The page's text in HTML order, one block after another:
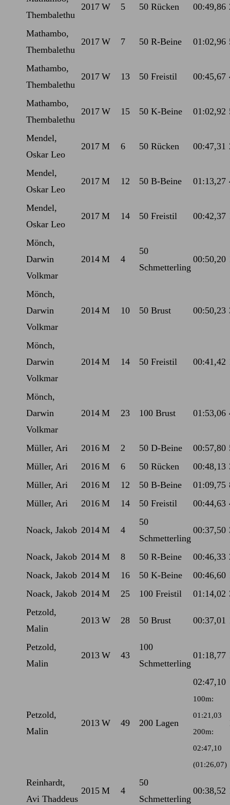
Thembalethu
2017 W 5 50 Rücken 00:49,86
Mathambo,
Thembalethu
2017 W 7 50 R-Beine 01:02,96
Mathambo,
Thembalethu
2017 W 13 50 Freistil 00:45,67
Mathambo,
Thembalethu
2017 W 15 50 K-Beine 01:02,92
Mendel,
Oskar Leo
2017 M 6 50 Rücken 00:47,31
Mendel,
Oskar Leo
2017 M 12 50 B-Beine 01:13,27
Mendel,
Oskar Leo
2017 M 14 50 Freistil 00:42,37
Mönch,
Darwin
Volkmar
2014 M 4
50
Schmetterling
00:50,20
Mönch,
Darwin
Volkmar
2014 M 10 50 Brust 00:50,23
Mönch,
Darwin
Volkmar
2014 M 14 50 Freistil 00:41,42
Mönch,
Darwin
Volkmar
2014 M 23 100 Brust 01:53,06
Müller, Ari 2016 M 2 50 D-Beine 00:57,80
Müller, Ari
2016 M 6 50 Rücken 00:48,13
Müller, Ari
2016 M 12 50 B-Beine 01:09,75
Müller, Ari
2016 M 14 50 Freistil 00:44,63
Noack, Jakob 2014 M 4
50
Schmetterling
00:37,50
Noack, Jakob 2014 M 8 50 R-Beine 00:46,33
Noack, Jakob 2014 M 16 50 K-Beine 00:46,60
Noack, Jakob 2014 M 25 100 Freistil 01:14,02
Petzold,
Malin
2013 W 28 50 Brust 00:37,01
Petzold,
Malin
2013 W 43
100
Schmetterling
01:18,77
Petzold,
Malin
2013 W 49 200 Lagen
02:47,10
100m:
01:21,03
200m:
02:47,10
(01:26,07)
Reinhardt,
Avi Thaddeus
2015 M 4
50
Schmetterling
00:38,52